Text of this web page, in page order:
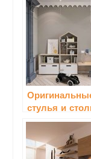
стулья и
для детской
комнаты